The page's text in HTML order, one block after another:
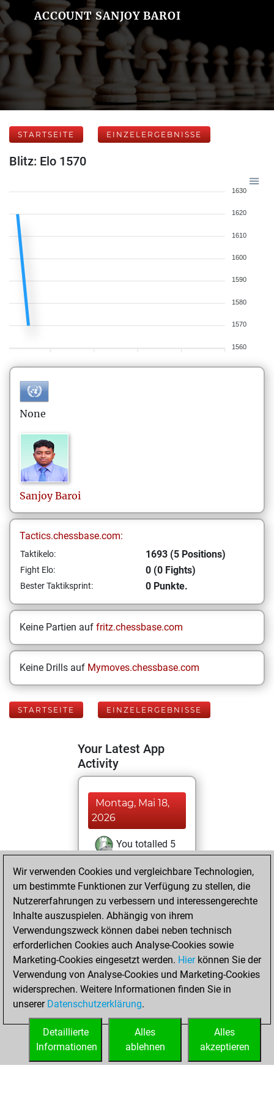
ACCOUNT SANJOY BAROI
STARTSEITE EINZELERGEBNISSE
Blitz: Elo 1570
1630
1620
1610
1600
1590
1580
1570
1560
None
Sanjoy Baroi
Tactics.chessbase.com:
Taktikelo: 1693 (5 Positions)
Fight Elo: 0 (0 Fights)
Bester Taktiksprint: 0 Punkte.
Keine Partien auf fritz.chessbase.com
Keine Drills auf Mymoves.chessbase.com
STARTSEITE EINZELERGEBNISSE
Your Latest App
Activity
Montag, Mai 18,
2026
You totalled 5
Tactics
You
solved 5 tactics
positions
You achieved
an Elo of 1692 in
tactics positions
You played 1
blitz games
Play
You scored +0
=0 -1 in blitz
Wir verwenden Cookies und vergleichbare Technologien,
um bestimmte Funktionen zur Verfügung zu stellen, die
Nutzererfahrungen zu verbessern und interessengerechte
Inhalte auszuspielen. Abhängig von ihrem
Verwendungszweck können dabei neben technisch
erforderlichen Cookies auch Analyse-Cookies sowie
Marketing-Cookies eingesetzt werden. Hierkönnen Sie der
Verwendung von Analyse-Cookies und Marketing-Cookies
widersprechen. Weitere Informationen finden Sie in
unserer Datenschutzerklärung.
Alles
akzeptieren
Alles
ablehnen
Detaillierte
Informationen